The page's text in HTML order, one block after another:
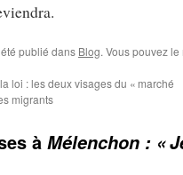
publié dans Blog. Vous pouvez
loi : les deux visages du « marché
migrants
à Mélenchon : «